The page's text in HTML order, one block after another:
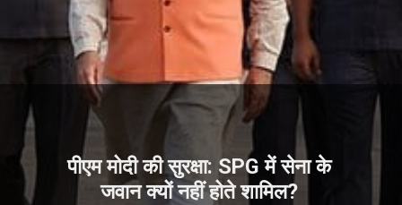
पीएम मोदी की सुरक्षा: SPG में सेना के
जवान क्यों नहीं होते शामिल?